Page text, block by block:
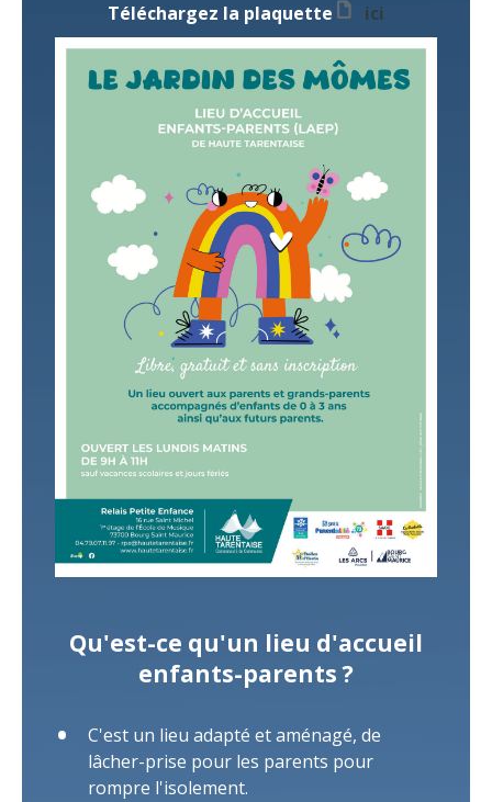
Téléchargez la plaquette ici
Qu'est-ce qu'un lieu d'accueil
enfants-parents ?
C'est un lieu adapté et aménagé, de
lâcher-prise pour les parents pour
rompre l'isolement.